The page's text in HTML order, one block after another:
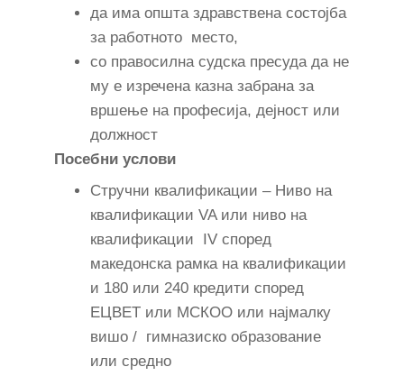
да има општа здравствена состојба
за работното место,
со правосилна судска пресуда да не
му е изречена казна забрана за
вршење на професија, дејност или
должност
Посебни услови
Стручни квалификации – Ниво на
квалификации VA или ниво на
квалификации IV според
македонска рамка на квалификации
и 180 или 240 кредити според
ЕЦВЕТ или МСКОО или најмалку
вишо / гимназиско образование
или средно